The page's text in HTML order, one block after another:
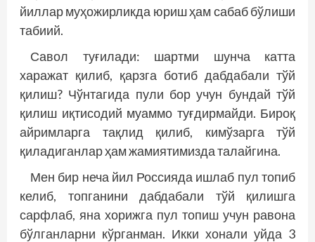
йиллар муҳожирликда юриш ҳам сабаб бўлиши
табиий.
Савол туғилади: шартми шунча катта
харажат қилиб, қарзга ботиб дабдабали тўй
қилиш? Чўнтагида пули бор учун бундай тўй
қилиш иқтисодий муаммо туғдирмайди. Бироқ
айримларга тақлид қилиб, кимўзарга тўй
қиладиганлар ҳам жамиятимизда талайгина.
Мен бир неча йил Россияда ишлаб пул топиб
келиб, топганини дабдабали тўй қилишга
сарфлаб, яна хорижга пул топиш учун равона
бўлганларни кўрганман. Икки хонали уйда 3